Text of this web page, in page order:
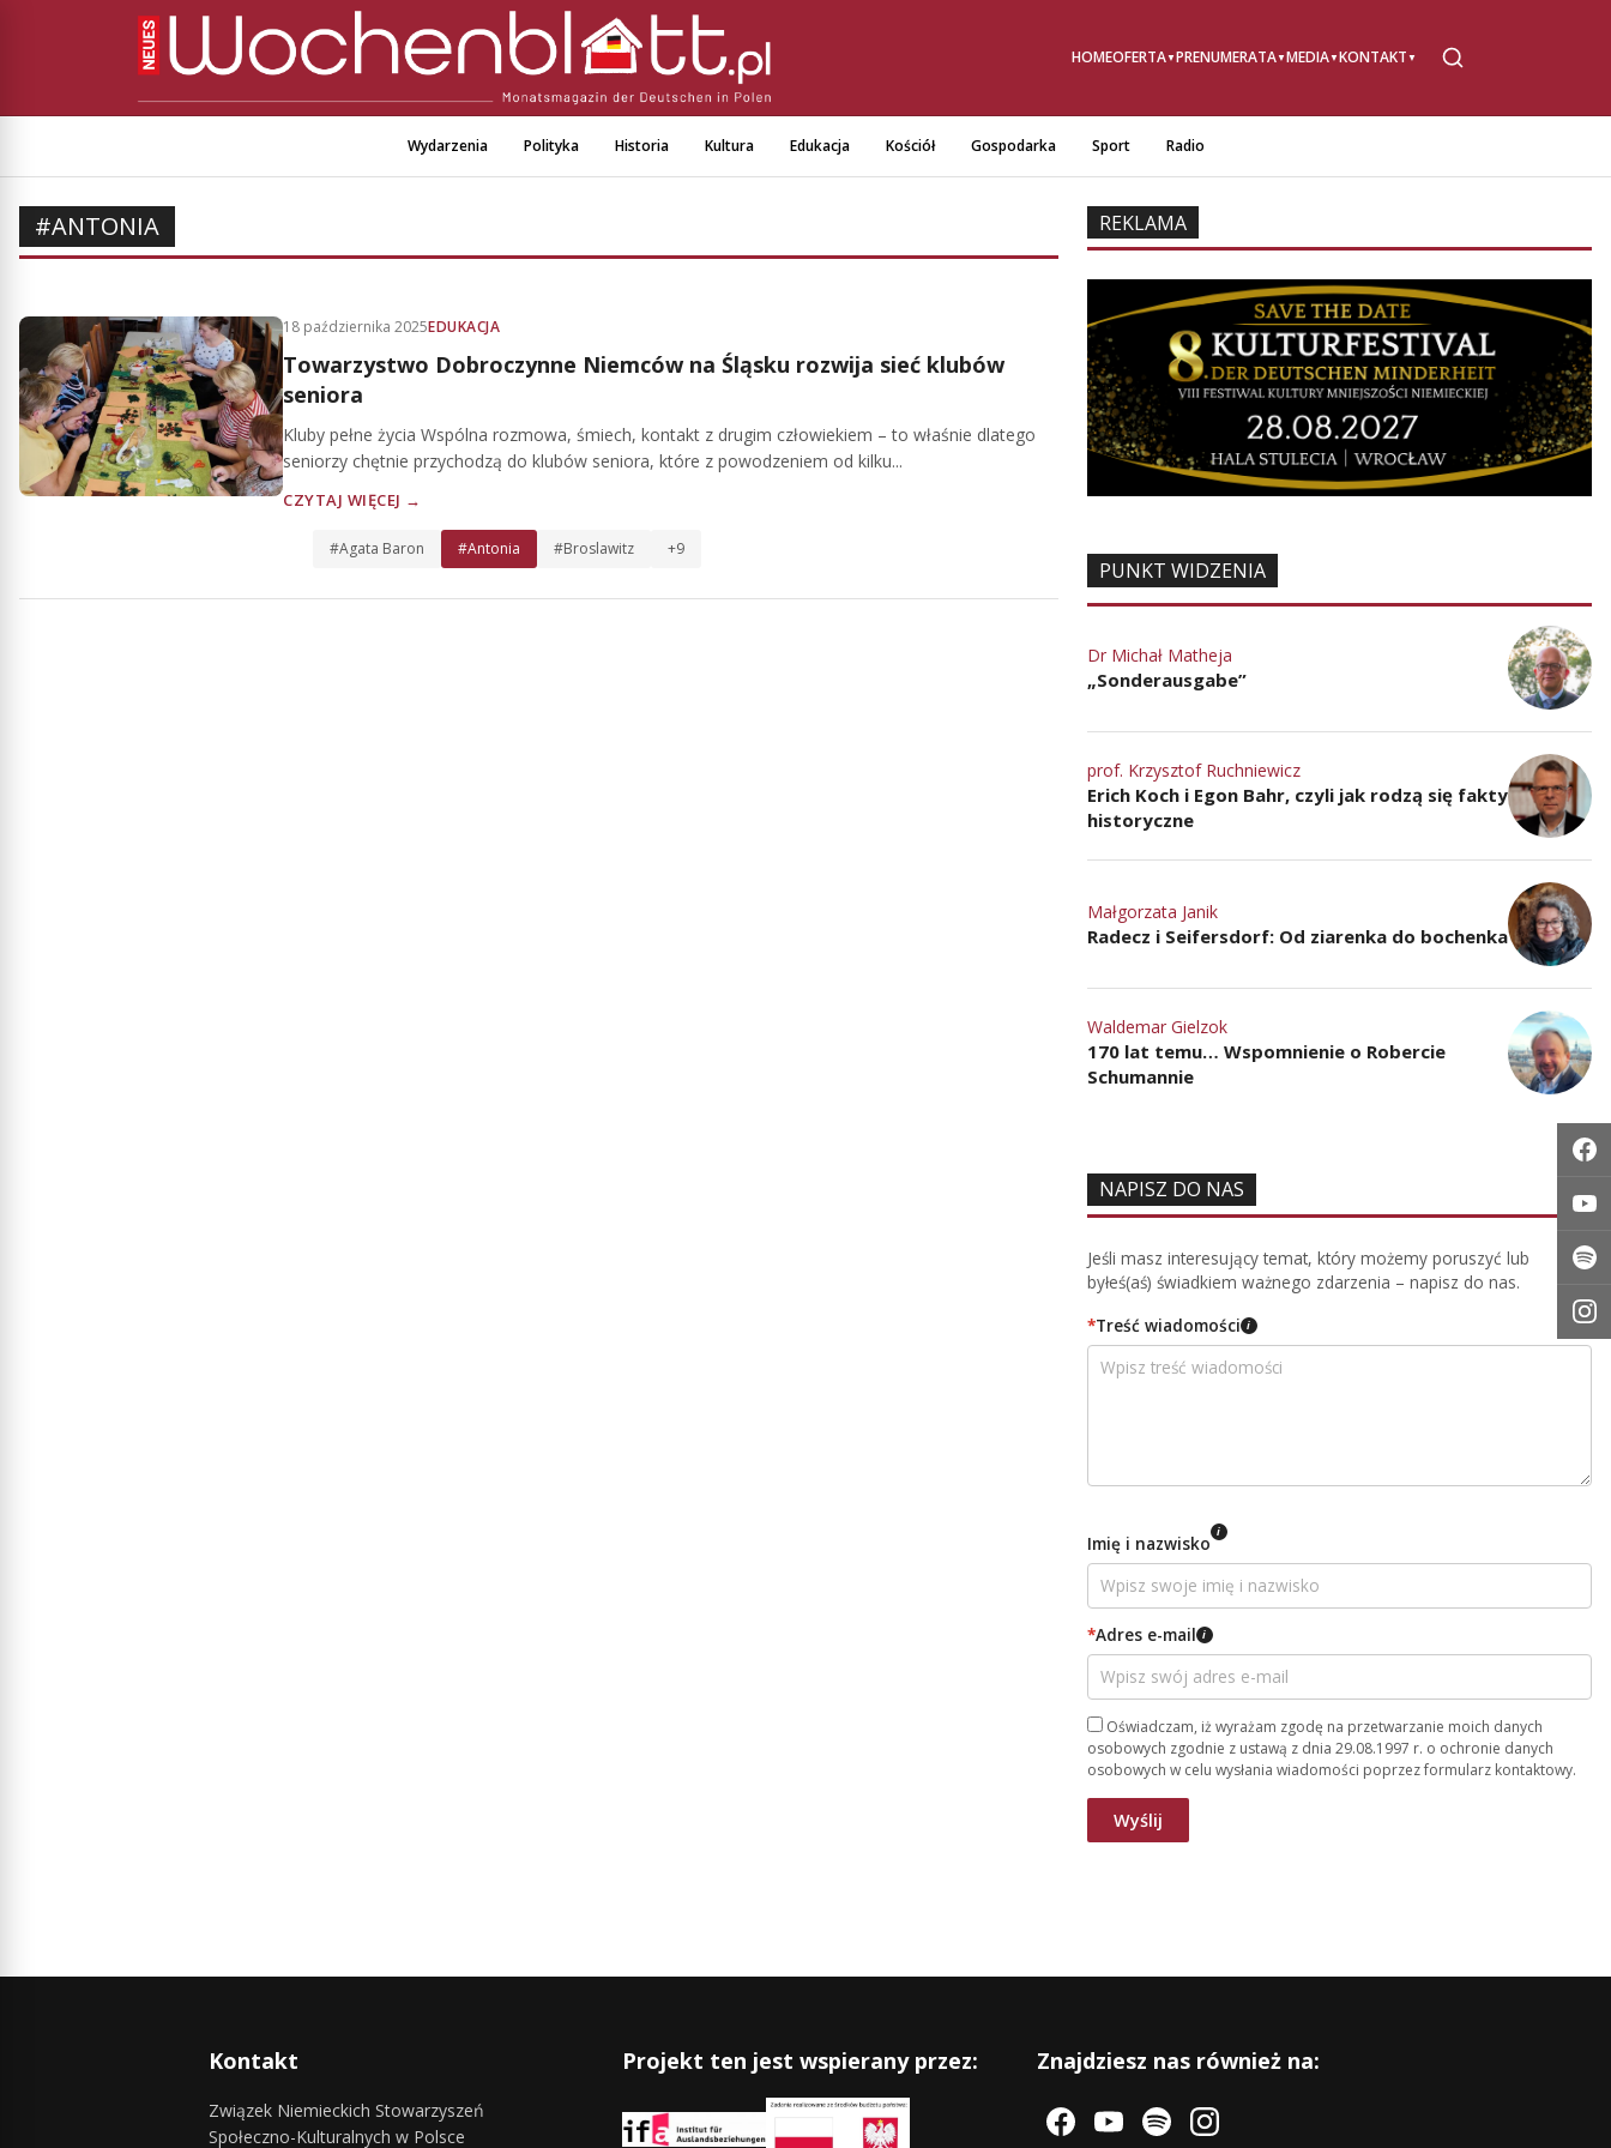
HOMEOFERTA PRENUMERATA MEDIA KONTAKT
Wydarzenia Polityka Historia Kultura Edukacja Kościół Gospodarka Sport Radio
#ANTONIA
18 października 2025EDUKACJA
Towarzystwo Dobroczynne Niemców na Śląsku rozwija sieć klubów
seniora
Kluby pełne życia Wspólna rozmowa, śmiech, kontakt z drugim człowiekiem – to właśnie dlatego
seniorzy chętnie przychodzą do klubów seniora, które z powodzeniem od kilku...
CZYTAJ WIĘCEJ →
#Agata Baron #Antonia #Broslawitz +9
REKLAMA
PUNKT WIDZENIA
Dr Michał Matheja
„Sonderausgabe”
prof. Krzysztof Ruchniewicz
Erich Koch i Egon Bahr, czyli jak rodzą się fakty
historyczne
Małgorzata Janik
Radecz i Seifersdorf: Od ziarenka do bochenka
Waldemar Gielzok
170 lat temu… Wspomnienie o Robercie
Schumannie
NAPISZ DO NAS
Jeśli masz interesujący temat, który możemy poruszyć lub
byłeś(aś) świadkiem ważnego zdarzenia – napisz do nas.
*Treść wiadomości i
Imię i nazwisko i
*Adres e-mail i
Oświadczam, iż wyrażam zgodę na przetwarzanie moich danych
osobowych zgodnie z ustawą z dnia 29.08.1997 r. o ochronie danych
osobowych w celu wysłania wiadomości poprzez formularz kontaktowy.
Kontakt
Związek Niemieckich Stowarzyszeń
Społeczno-Kulturalnych w Polsce
Projekt ten jest wspierany przez: Znajdziesz nas również na: